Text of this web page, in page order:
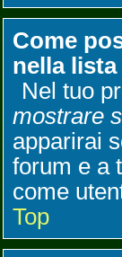
Come
nella
Nel tuo
mostrare
apparirai
forum e a
come
Top